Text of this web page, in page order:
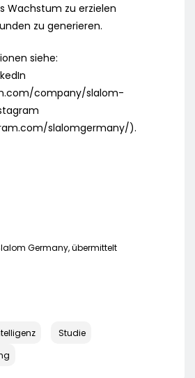
Wachstum zu erzielen
zu generieren.
siehe:
company/slalom-
slalomgermany/).
Germany, übermittelt
Studie